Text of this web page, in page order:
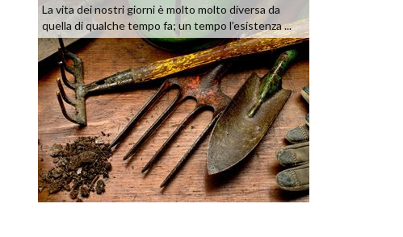
La vita dei nostri giorni è molto molto diversa da
quella di qualche tempo fa; un tempo l’esistenza ...